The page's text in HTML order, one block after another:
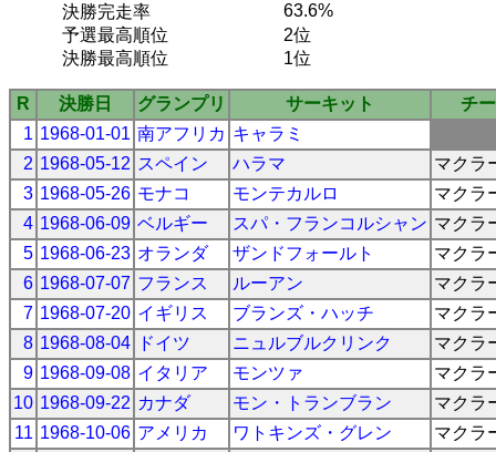
決勝完走率
63.6%
予選最高順位
2位
決勝最高順位
1位
R 決勝日 グランプリ サーキット
チ
1 1968-01-01 南アフリカ キャラミ
2 1968-05-12 スペイン ハラマ
マクラ
3 1968-05-26 モナコ モンテカルロ
マクラ
4 1968-06-09 ベルギー スパ・フランコルシャン マクラ
5 1968-06-23 オランダ ザンドフォールト
マクラ
6 1968-07-07 フランス ルーアン
マクラ
7 1968-07-20 イギリス ブランズ・ハッチ
マクラ
8 1968-08-04 ドイツ ニュルブルクリンク
マクラ
9 1968-09-08 イタリア モンツァ
マクラ
10 1968-09-22 カナダ モン・トランブラン
マクラ
11 1968-10-06 アメリカ ワトキンズ・グレン
マクラ